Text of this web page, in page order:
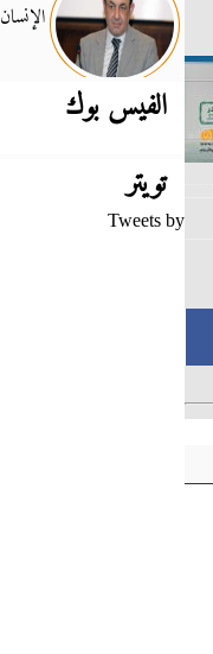
الإنسان
الفيس بوك
تويتر
Tweets by